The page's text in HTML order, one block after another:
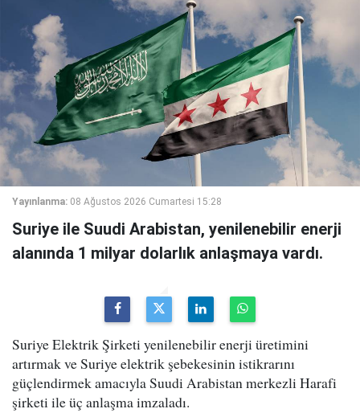
Yayınlanma: 08 Ağustos 2026 Cumartesi 15:28
Suriye ile Suudi Arabistan, yenilenebilir enerji
alanında 1 milyar dolarlık anlaşmaya vardı.
Suriye Elektrik Şirketi yenilenebilir enerji üretimini
artırmak ve Suriye elektrik şebekesinin istikrarını
güçlendirmek amacıyla Suudi Arabistan merkezli Harafi
şirketi ile üç anlaşma imzaladı.